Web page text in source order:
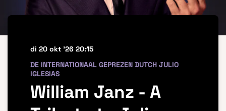
William Janz - A
DE INTERNATIONAAL GEPREZEN DUTCH JULIO
IGLESIAS
di 20 okt '26 20:15